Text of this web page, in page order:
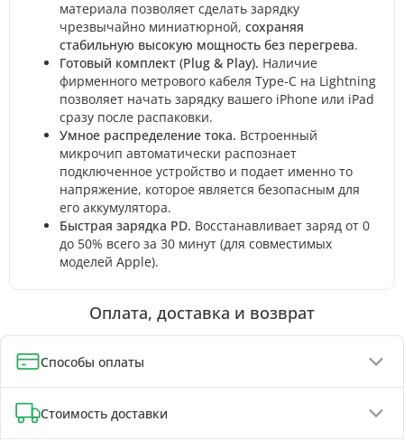
материала позволяет сделать зарядку
чрезвычайно миниатюрной, сохраняя
стабильную высокую мощность без перегрева.
Готовый комплект (Plug & Play). Наличие
фирменного метрового кабеля Type-C на Lightning
позволяет начать зарядку вашего iPhone или iPad
сразу после распаковки.
Умное распределение тока. Встроенный
микрочип автоматически распознает
подключенное устройство и подает именно то
напряжение, которое является безопасным для
его аккумулятора.
Быстрая зарядка PD. Восстанавливает заряд от 0
до 50% всего за 30 минут (для совместимых
моделей Apple).
Оплата, доставка и возврат
Способы оплаты
Оплата при получении (до 130 грн - полная предоплата)
Онлайн-оплата картой, GPay, ApplePay
Стоимость доставки